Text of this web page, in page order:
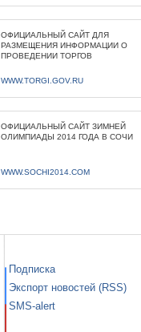
ОФИЦИАЛЬНЫЙ САЙТ ДЛЯ
РАЗМЕЩЕНИЯ ИНФОРМАЦИИ О
ПРОВЕДЕНИИ ТОРГОВ
WWW.TORGI.GOV.RU
ОФИЦИАЛЬНЫЙ САЙТ ЗИМНЕЙ
ОЛИМПИАДЫ 2014 ГОДА В СОЧИ
WWW.SOCHI2014.COM
Подписка
Экспорт новостей (RSS)
SMS-alert